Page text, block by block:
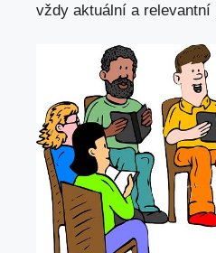
vždy aktuální a relevantní